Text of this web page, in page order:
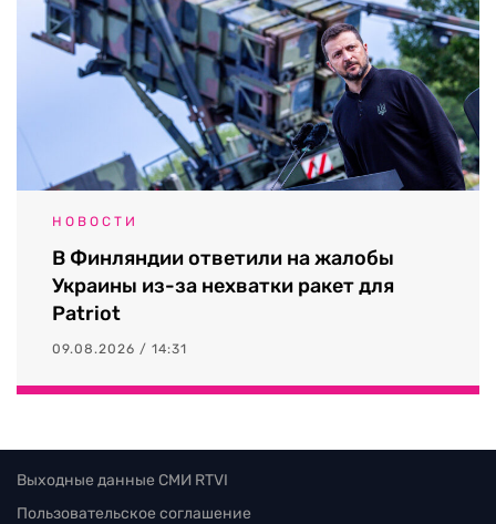
НОВОСТИ
В Финляндии ответили на жалобы
Украины из-за нехватки ракет для
Patriot
09.08.2026 / 14:31
Выходные данные СМИ RTVI
Пользовательское соглашение